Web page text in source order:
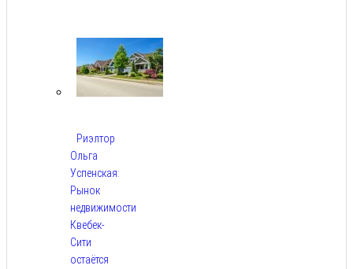
Риэлтор
Ольга
Успенская:
Рынок
недвижимости
Квебек-
Сити
остаётся